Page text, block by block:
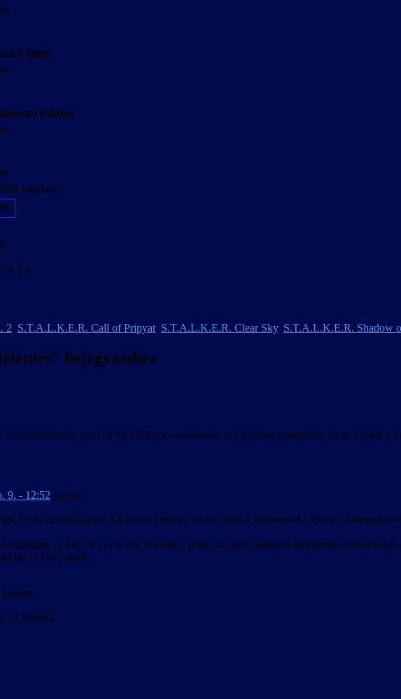
Edition
Edition
modhoz
14.
2, S.T.A.L.K.E.R. Call of Pripyat, S.T.A.L.K.E.R. Clear Sky, S.T.A.L.K.E.R. Shadow
” bejegyzéshez
kérdezem, mert az XCOM-hoz csináltatok, azt állítólag szerettétek, és ez a játék a
9. - 12:52 szerint:
de mivel elsősorban 4X/grand strategy hibrid, ahol a játékmenet a lényeg,
munkára, az idei év egyik fele (de lehet, hogy az egész, amilyen elképesztő
és DLC-kkel.
szerint:
Jó munkát.